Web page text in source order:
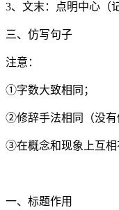
3、文末：点明中心（
三、仿写句子
注意：
①字数大致相同；
②修辞手法相同（没有
③在概念和现象上互相
一、标题作用